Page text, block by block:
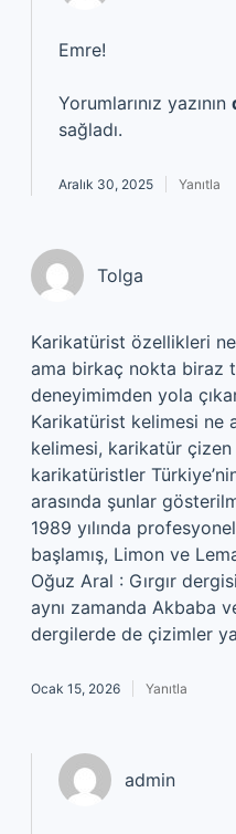
Emre!
Yorumlarınız yazının
sağladı.
Aralık 30, 2025 Yanıtla
Tolga
Karikatürist özellikleri
ama birkaç nokta biraz
deneyimimden yola
Karikatürist kelimesi ne
kelimesi, karikatür çizen
karikatüristler
arasında şunlar
1989 yılında
başlamış, Limon ve
Oğuz Aral : Gırgır
aynı zamanda Akbaba
dergilerde de çizimler
Ocak 15, 2026 Yanıtla
admin